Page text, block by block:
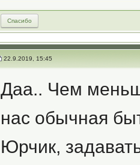
Спасибо
22.9.2019, 15:45
Даа.. Чем
нас обычная
Юрчик,